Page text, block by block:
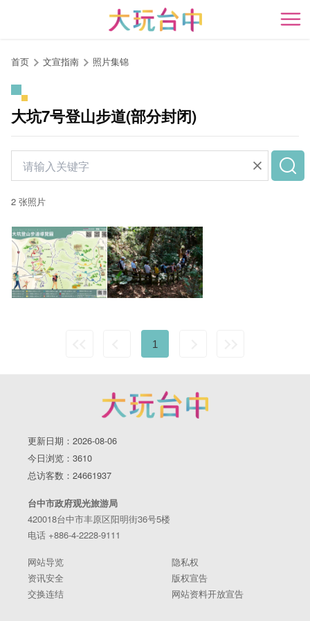
开
首页 文宣指南 照片集锦
大坑7号登山步道(部分封闭)
2 张照片
1
更新日期：2026-08-06
今日浏览：3610
总访客数：24661937
台中市政府观光旅游局
420018台中市丰原区阳明街36号5楼
电话 +886-4-2228-9111
网站导览
隐私权
资讯安全
版权宣告
交换连结
网站资料开放宣告